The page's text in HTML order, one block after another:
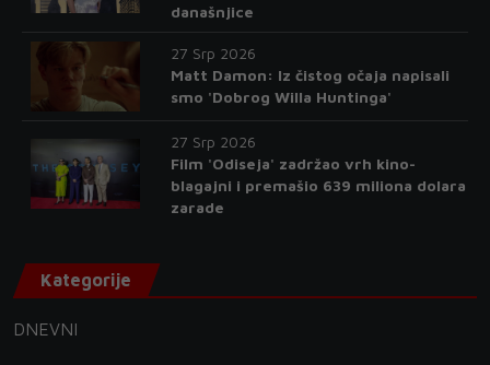
današnjice
27 Srp 2026
Matt Damon: Iz čistog očaja napisali
smo 'Dobrog Willa Huntinga'
27 Srp 2026
Film 'Odiseja' zadržao vrh kino-
blagajni i premašio 639 miliona dolara
zarade
Kategorije
DNEVNI